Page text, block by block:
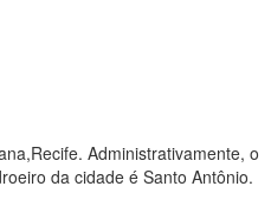
Administrativamente, o
da cidade é Santo Antônio.